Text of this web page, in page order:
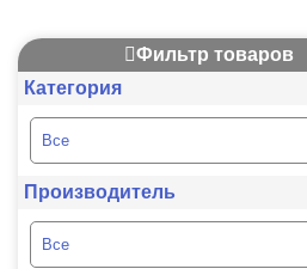
Фильтр товаров
Категория
Производитель